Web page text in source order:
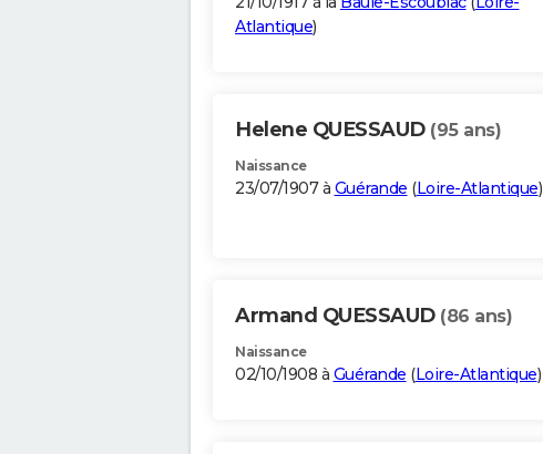
Atlantique)
Helene QUESSAUD (95 ans)
Naissance
23/07/1907 à Guérande (Loire-Atlantique)
Armand QUESSAUD (86 ans)
Naissance
02/10/1908 à Guérande (Loire-Atlantique)